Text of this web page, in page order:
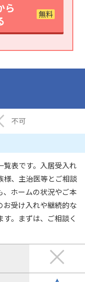
ら
不可
覧表です。入居受入れ
様、主治医等とご相談
ホームの状況やご本
お受け入れや継続的な
。まずは、ご相談く